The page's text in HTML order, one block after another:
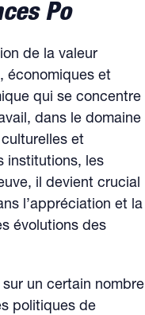
Po
de la valeur
économiques et
qui se concentre
dans le domaine
et
institutions, les
il devient crucial
l’appréciation et la
évolutions des
un certain nombre
politiques de